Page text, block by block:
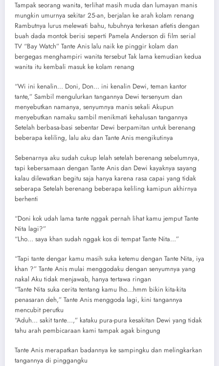
Tampak seorang wanita, terlihat masih muda dan lumayan manis
mungkin umurnya sekitar 25-an, berjalan ke arah kolam renang
Rambutnya lurus melewati bahu, tubuhnya terkesan atletis dengan
buah dada montok berisi seperti Pamela Anderson di film serial
TV “Bay Watch” Tante Anis lalu naik ke pinggir kolam dan
bergegas menghampiri wanita tersebut Tak lama kemudian kedua
wanita itu kembali masuk ke kolam renang
“Wi ini kenalin… Doni, Don… ini kenalin Dewi, teman kantor
tante,” Sambil mengulurkan tangannya Dewi tersenyum dan
menyebutkan namanya, senyumnya manis sekali Akupun
menyebutkan namaku sambil menikmati kehalusan tangannya
Setelah berbasa-basi sebentar Dewi berpamitan untuk berenang
beberapa keliling, lalu aku dan Tante Anis mengikutinya
Sebenarnya aku sudah cukup lelah setelah berenang sebelumnya,
tapi kebersamaan dengan Tante Anis dan Dewi kayaknya sayang
kalau dilewatkan begitu saja hanya karena rasa capai yang tidak
seberapa Setelah berenang beberapa keliling kamipun akhirnya
berhenti
“Doni kok udah lama tante nggak pernah lihat kamu jemput Tante
Nita lagi?”
“Lho… saya khan sudah nggak kos di tempat Tante Nita…”
“Tapi tante dengar kamu masih suka ketemu dengan Tante Nita, iya
khan ?” Tante Anis mulai menggodaku dengan senyumnya yang
nakal Aku tidak menjawab, hanya tertawa ringan
“Tante Nita suka cerita tentang kamu lho…hmm bikin kita-kita
penasaran deh,” Tante Anis menggoda lagi, kini tangannya
mencubit perutku
“Aduh… sakit tante…,” kataku pura-pura kesakitan Dewi yang tidak
tahu arah pembicaraan kami tampak agak bingung
Tante Anis merapatkan badannya ke sampingku dan melingkarkan
tangannya di pinggangku